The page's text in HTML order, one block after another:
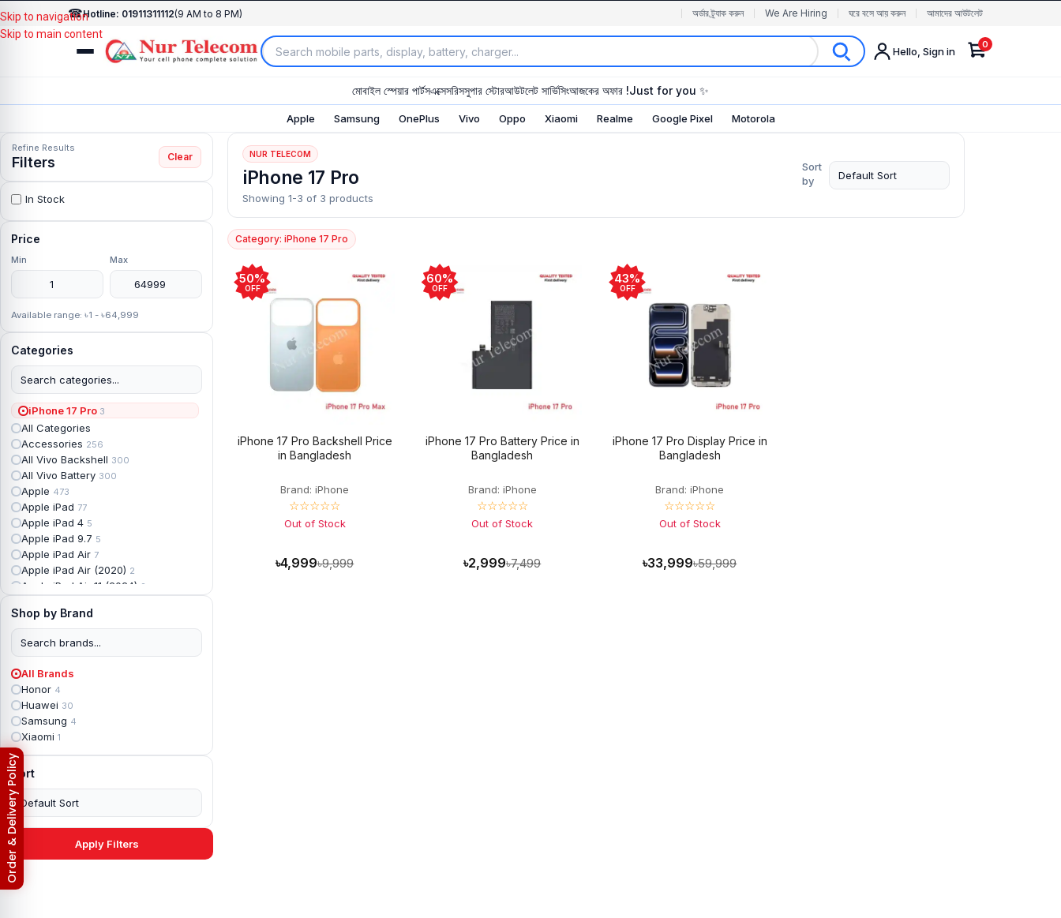
☎Hotline: 01911311112(9 AM to 8 PM) অর্ডার ট্র্যাক করুন We Are Hiring ঘরে বসে আয় করুন আমাদের আউটলেট
Hello, Sign in
0
মোবাইল স্পেয়ার পার্টসএক্সেসরিসসুপার স্টোরআউটলেট সার্ভিসিংআজকের অফার !Just for you ✨
Apple Samsung OnePlus Vivo Oppo Xiaomi Realme Google Pixel Motorola
Skip to navigation
Skip to main content
Refine Results
Filters Clear
In Stock
Price
Min Max
Available range: ৳1 - ৳64,999
Categories
iPhone 17 Pro 3
All Categories
Accessories 256
All Vivo Backshell 300
All Vivo Battery 300
Apple 473
Apple iPad 77
Apple iPad 4 5
Apple iPad 9.7 5
Apple iPad Air 7
Apple iPad Air (2020) 2
Apple iPad Air 11 (2024) 2
Apple iPad Backshell
Apple iPad Battery
Apple iPad Display
Apple iPad mini 2
Apple iPad Mini 3
Apple iPad mini 4
Apple iPad Pro 10.5
Apple iPad Pro 11
Apple iPad Pro 12.96
Apple iPad Pro 12.9 2nd Gen
Apple iPad Pro 9.7 (2016)6
Apple iPad Pro 9.7 (2018)
4
Asus ROG Phone 2
Asus ROG Phone 5
Shop by Brand
All Brands
Honor 4
Huawei 30
Samsung 4
Xiaomi 1
Sort
Apply Filters
NUR TELECOM
iPhone 17 Pro
Showing 1-3 of 3 products
Sort
by
Category: iPhone 17 Pro
50%
OFF
iPhone 17 Pro Backshell Price
in Bangladesh
Brand: iPhone
☆☆☆☆☆
Out of Stock
৳4,999৳9,999
60%
OFF
iPhone 17 Pro Battery Price in
Bangladesh
Brand: iPhone
☆☆☆☆☆
Out of Stock
৳2,999৳7,499
43%
OFF
iPhone 17 Pro Display Price in
Bangladesh
Brand: iPhone
☆☆☆☆☆
Out of Stock
৳33,999৳59,999
Order & Delivery Policy